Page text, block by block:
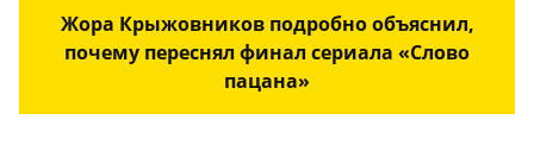
Жора Крыжовников подробно объяснил,
почему переснял финал сериала «Слово
пацана»